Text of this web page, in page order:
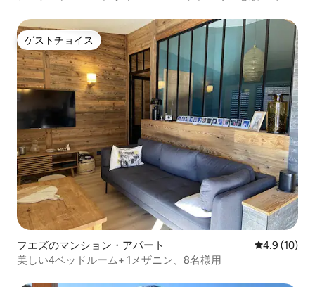
ゲストチョイス
ゲストチョイス
フエズのマンション・アパート レビュー10
4.9 (10)
美しい4ベッドルーム+ 1メザニン、8名様用